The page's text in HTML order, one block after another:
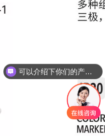
可以介绍下你们的产品么